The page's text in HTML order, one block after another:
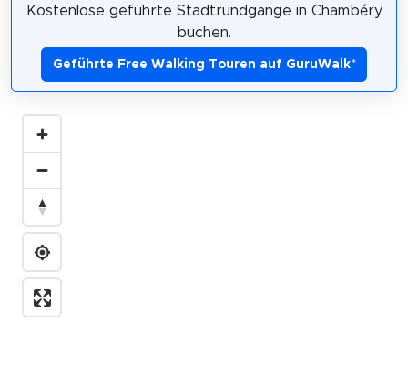
Kostenlose geführte Stadtrundgänge in Chambéry
buchen.
Geführte Free Walking Touren auf GuruWalk*